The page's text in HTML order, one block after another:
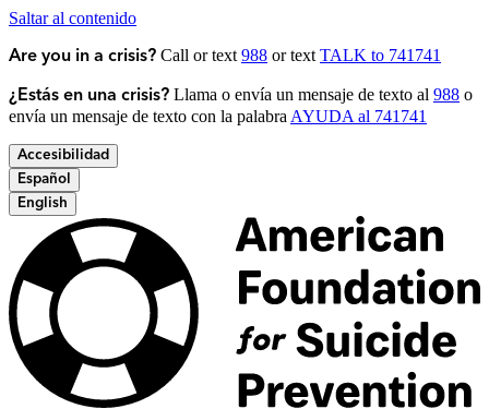
Saltar al contenido
Are you in a crisis? Call or text 988 or text TALK to 741741
¿Estás en una crisis? Llama o envía un mensaje de texto al 988 o
envía un mensaje de texto con la palabra AYUDA al 741741
Accesibilidad
Español
English